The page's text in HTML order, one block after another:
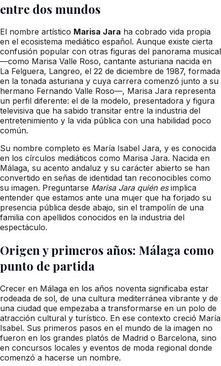
entre dos mundos
El nombre artístico Marisa Jara ha cobrado vida propia
en el ecosistema mediático español. Aunque existe cierta
confusión popular con otras figuras del panorama musical
—como Marisa Valle Roso, cantante asturiana nacida en
La Felguera, Langreo, el 22 de diciembre de 1987, formada
en la tonada asturiana y cuya carrera comenzó junto a su
hermano Fernando Valle Roso—, Marisa Jara representa
un perfil diferente: el de la modelo, presentadora y figura
televisiva que ha sabido transitar entre la industria del
entretenimiento y la vida pública con una habilidad poco
común.
Su nombre completo es María Isabel Jara, y es conocida
en los círculos mediáticos como Marisa Jara. Nacida en
Málaga, su acento andaluz y su carácter abierto se han
convertido en señas de identidad tan reconocibles como
su imagen. Preguntarse Marisa Jara quién esimplica
entender que estamos ante una mujer que ha forjado su
presencia pública desde abajo, sin el trampolín de una
familia con apellidos conocidos en la industria del
espectáculo.
Origen y primeros años: Málaga como
punto de partida
Crecer en Málaga en los años noventa significaba estar
rodeada de sol, de una cultura mediterránea vibrante y de
una ciudad que empezaba a transformarse en un polo de
atracción cultural y turístico. En ese contexto creció María
Isabel. Sus primeros pasos en el mundo de la imagen no
fueron en los grandes platós de Madrid o Barcelona, sino
en concursos locales y eventos de moda regional donde
comenzó a hacerse un nombre.